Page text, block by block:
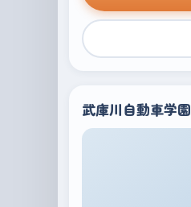
武庫川自動車学園